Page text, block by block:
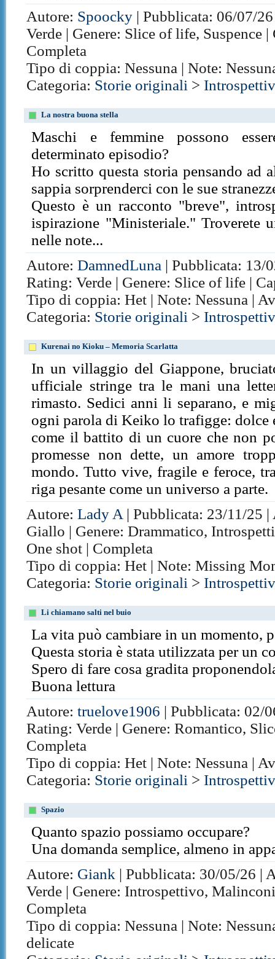
Autore: Spoocky | Pubblicata: 06/07/
Verde | Genere: Slice of life, Suspence
Completa
Tipo di coppia: Nessuna | Note:
Categoria: Storie originali >
La nostra buona stella
Maschi e femmine possono
determinato episodio?
Ho scritto questa storia pensando ad
sappia sorprenderci con le sue
Questo è un racconto "breve",
ispirazione "Ministeriale." Troverete
nelle note...
Autore:DamnedLuna | Pubblicata: 13/
Rating: Verde | Genere: Slice of life |
Tipo di coppia: Het | Note: Nessuna |
Categoria: Storie originali >
Kurenai no Kioku – Memoria Scarlatta
In un villaggio del Giappone,
ufficiale stringe tra le mani una
rimasto. Sedici anni li separano, e
ogni parola di Keiko lo trafigge: dolce
come il battito di un cuore che non
promesse non dette, un amore
mondo. Tutto vive, fragile e feroce,
riga pesante come un universo a parte.
Autore:Lady A | Pubblicata: 23/11/25
Giallo | Genere: Drammatico,
One shot | Completa
Tipo di coppia: Het | Note: Missing
Categoria: Storie originali >
Li chiamano salti nel buio
La vita può cambiare in un momento,
Questa storia è stata utilizzata per un
Spero di fare cosa gradita
Buona lettura
Autore:truelove1906 | Pubblicata: 02/
Rating: Verde | Genere: Romantico,
Completa
Tipo di coppia: Het | Note: Nessuna |
Categoria: Storie originali >
Spazio
Quanto spazio possiamo occupare?
Una domanda semplice, almeno in
Autore: Giank | Pubblicata: 30/05/26 |
Verde | Genere: Introspettivo,
Completa
Tipo di coppia: Nessuna | Note:
delicate